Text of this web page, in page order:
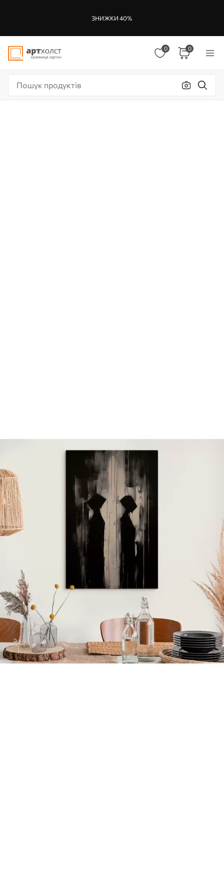
ЗНИЖКИ 40%
0 0